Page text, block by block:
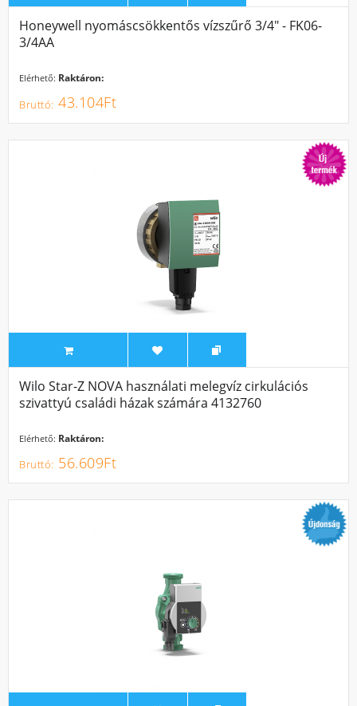
Honeywell nyomáscsökkentős vízszűrő 3/4" - FK06-
3/4AA
Elérhető: Raktáron:
43.104Ft
Wilo Star-Z NOVA használati melegvíz cirkulációs
szivattyú családi házak számára 4132760
Elérhető: Raktáron:
56.609Ft